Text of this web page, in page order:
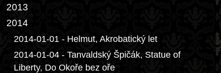
2013
2014
2014-01-01 - Helmut, Akrobatický let
2014-01-04 - Tanvaldský Špičák, Statue of
Liberty, Do Okoře bez oře